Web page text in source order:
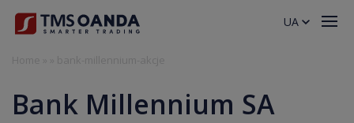
Bank Millennium SA
UA